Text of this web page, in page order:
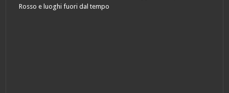
Rosso e luoghi fuori dal tempo